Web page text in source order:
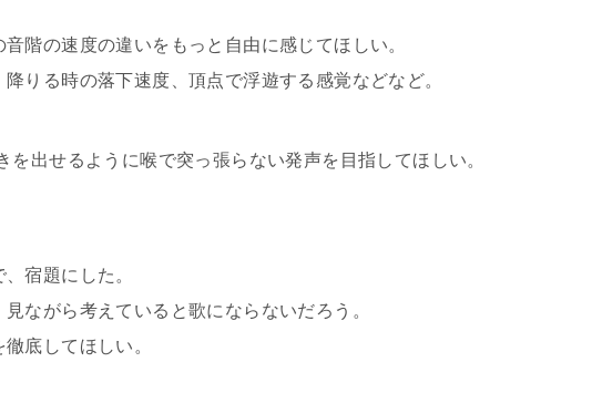
階の速度の違いをもっと自由に感じてほしい。
りる時の落下速度、頂点で浮遊する感覚などなど。
出せるように喉で突っ張らない発声を目指してほしい。
宿題にした。
ながら考えていると歌にならないだろう。
底してほしい。